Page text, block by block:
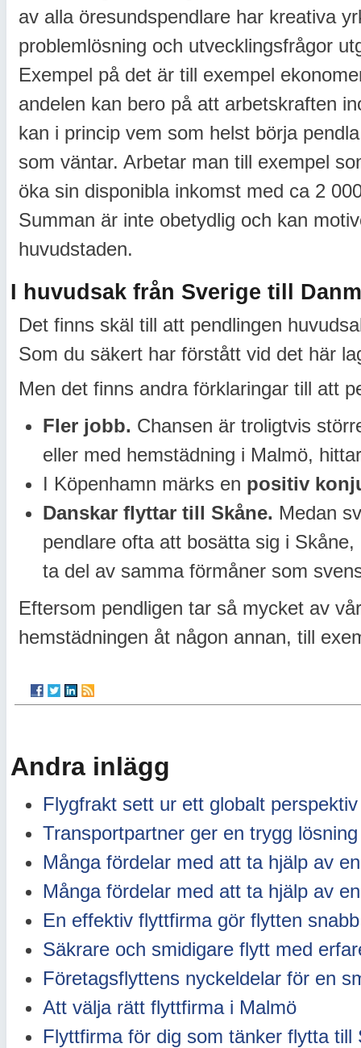
av alla öresundspendlare har kreativa
problemlösning och utvecklingsfrågor
Exempel på det är till exempel
andelen kan bero på att arbetskraften
kan i princip vem som helst börja
som väntar. Arbetar man till exempel
öka sin disponibla inkomst med ca 2
Summan är inte obetydlig och kan
huvudstaden.
I huvudsak från Sverige till
Det finns skäl till att pendlingen
Som du säkert har förstått vid det här
Men det finns andra förklaringar till att
Fler jobb. Chansen är troligtvis
eller med hemstädning i Malmö,
I Köpenhamn märks en positiv
Danskar flyttar till Skåne. Medan
pendlare ofta att bosätta sig i
ta del av samma förmåner som
Eftersom pendligen tar så mycket av
hemstädningen åt någon annan, till
Andra inlägg
Flygfrakt sett ur ett globalt perspektiv
Transportpartner ger en trygg
Många fördelar med att ta hjälp av
Många fördelar med att ta hjälp av
En effektiv flyttfirma gör flytten
Säkrare och smidigare flytt med
Företagsflyttens nyckeldelar för en
Att välja rätt flyttfirma i Malmö
Flyttfirma för dig som tänker flytta till